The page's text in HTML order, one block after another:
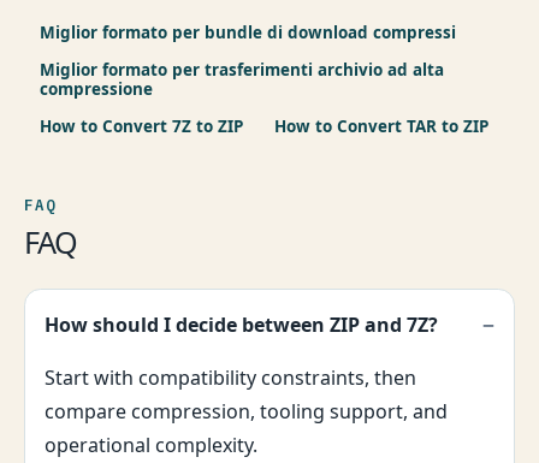
Miglior formato per bundle di download compressi
Miglior formato per trasferimenti archivio ad alta
compressione
How to Convert 7Z to ZIP
How to Convert TAR to ZIP
FAQ
FAQ
How should I decide between ZIP and 7Z?
Start with compatibility constraints, then
compare compression, tooling support, and
operational complexity.